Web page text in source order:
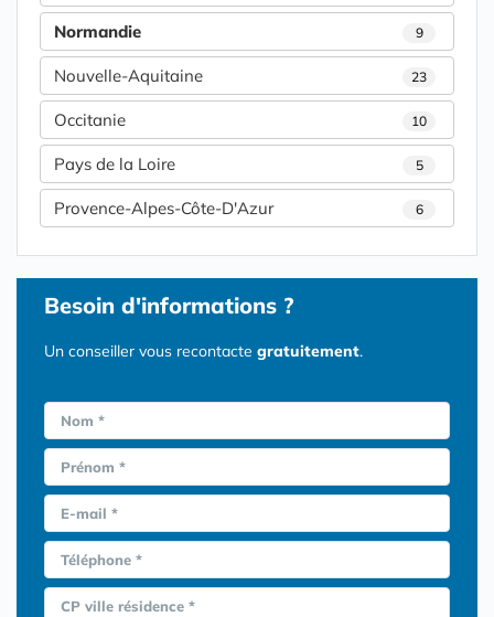
Normandie 9
Nouvelle-Aquitaine 23
Occitanie 10
Pays de la Loire 5
Provence-Alpes-Côte-D'Azur 6
Besoin d'informations ?
Un conseiller vous recontacte gratuitement.
Nom *
Prénom *
E-mail *
Téléphone *
CP ville résidence *